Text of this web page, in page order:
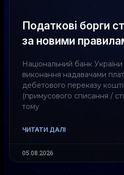
Податкові борги
за новими
Національний банк
виконання надавачами
дебетового переказу
(примусового списання /
тому
ЧИТАТИ ДАЛІ
05.08.2026